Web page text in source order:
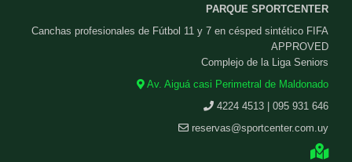
PARQUE SPORTCENTER
Canchas profesionales de Fútbol 11 y 7 en césped sintético FIFA
APPROVED
Complejo de la Liga Seniors
Av. Aiguá casi Perimetral de Maldonado
4224 4513 | 095 931 646
reservas@sportcenter.com.uy